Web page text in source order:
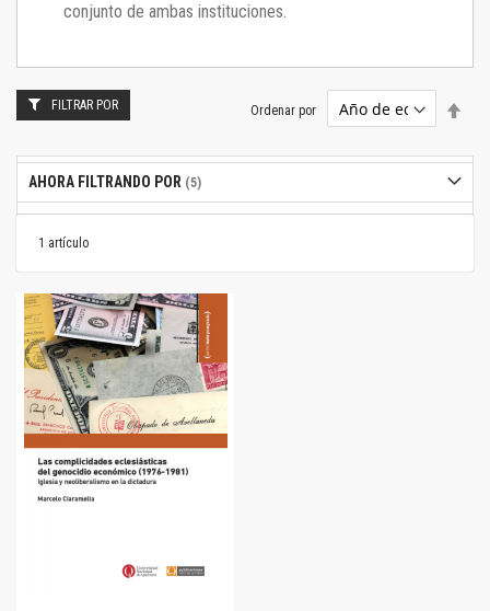
conjunto de ambas instituciones.
1 artículo
Ordenar por
FILTRAR POR
AHORA FILTRANDO POR